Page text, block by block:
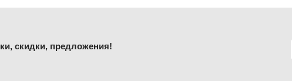
скидки, предложения!